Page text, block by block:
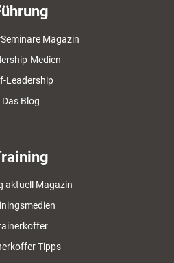
Magazin
Medien
Leadership
Das Blog
aktuell Magazin
Tipps